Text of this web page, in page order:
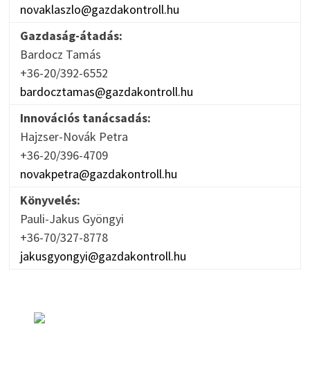
novaklaszlo@gazdakontroll.hu
Gazdaság-átadás:
Bardocz Tamás
+36-20/392-6552
bardocztamas@gazdakontroll.hu
Innovációs tanácsadás:
Hajzser-Novák Petra
+36-20/396-4709
novakpetra@gazdakontroll.hu
Könyvelés:
Pauli-Jakus Gyöngyi
+36-70/327-8778
jakusgyongyi@gazdakontroll.hu